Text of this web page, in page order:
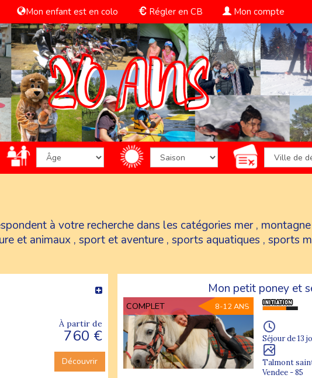
Mon enfant est en colo Régler en CB Mon compte
à votre recherche dans les catégories mer, montagne
et animaux , sport et aventure , sports aquatiques , sports
À partir de
760 €
Découvrir
Mon petit poney et
COMPLET 8-12 ANS
Séjour de 13
Talmont
Vendee - 85